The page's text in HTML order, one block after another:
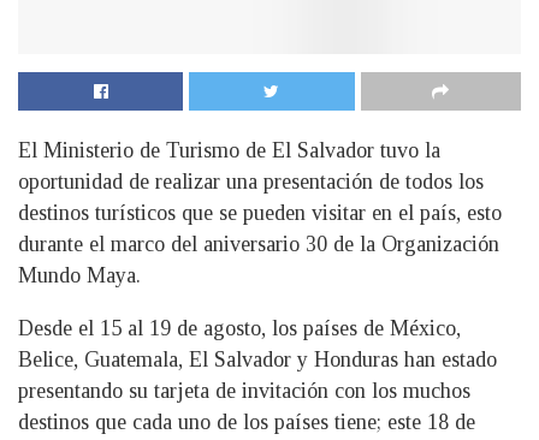
El Ministerio de Turismo de El Salvador tuvo la
oportunidad de realizar una presentación de todos los
destinos turísticos que se pueden visitar en el país, esto
durante el marco del aniversario 30 de la Organización
Mundo Maya.
Desde el 15 al 19 de agosto, los países de México,
Belice, Guatemala, El Salvador y Honduras han estado
presentando su tarjeta de invitación con los muchos
destinos que cada uno de los países tiene; este 18 de